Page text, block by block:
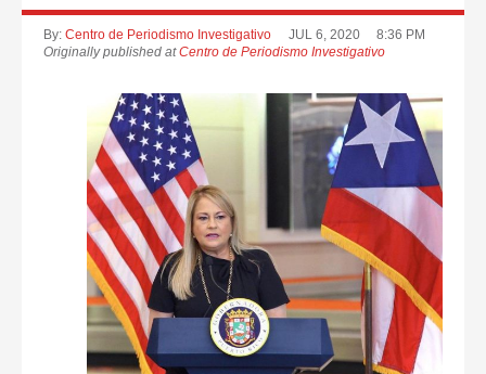
By: Centro de Periodismo Investigativo JUL 6, 2020
8:36 PM
Originally published atCentro de Periodismo Investigativo